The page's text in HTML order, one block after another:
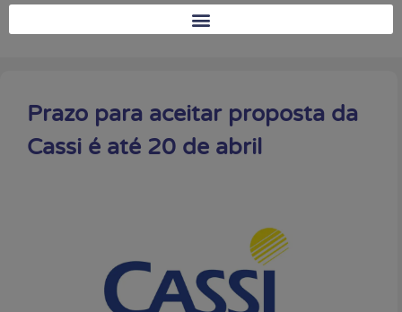
Prazo para aceitar proposta da
Cassi é até 20 de abril